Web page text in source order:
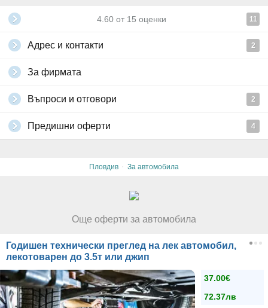
4.60 от 15 оценки 11
Адрес и контакти 2
За фирмата
Въпроси и отговори 2
Предишни оферти 4
Пловдив · За автомобила
Още оферти за автомобила
Годишен технически преглед на лек автомобил,
лекотоварен до 3.5т или джип
37.00€
72.37лв